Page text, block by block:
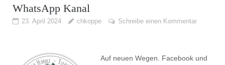
WhatsApp Kanal
23. April 2024 chkoppe Schreibe einen Kommentar
Auf neuen Wegen. Facebook und